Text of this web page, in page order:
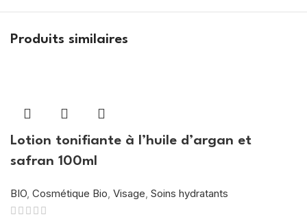
Produits similaires
Lotion tonifiante à l’huile d’argan et
safran 100ml
BIO, Cosmétique Bio, Visage, Soins hydratants